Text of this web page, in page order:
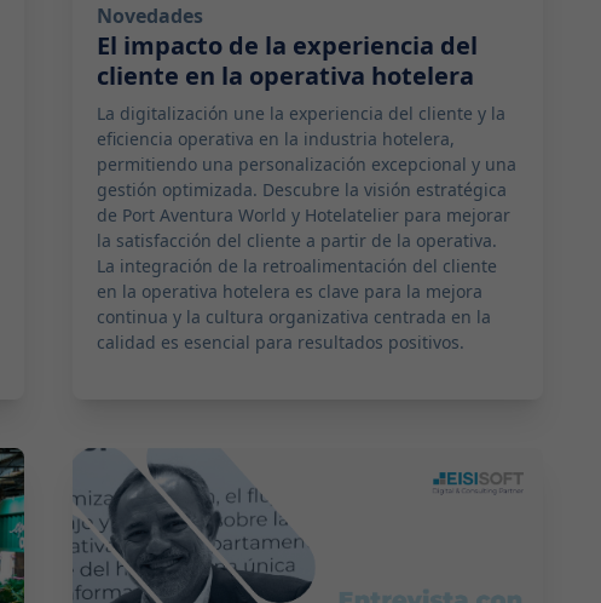
Novedades
El impacto de la experiencia del
cliente en la operativa hotelera
La digitalización une la experiencia del cliente y la
eficiencia operativa en la industria hotelera,
permitiendo una personalización excepcional y una
gestión optimizada. Descubre la visión estratégica
de Port Aventura World y Hotelatelier para mejorar
la satisfacción del cliente a partir de la operativa.
La integración de la retroalimentación del cliente
en la operativa hotelera es clave para la mejora
continua y la cultura organizativa centrada en la
calidad es esencial para resultados positivos.
2024-02-19 08:30:00